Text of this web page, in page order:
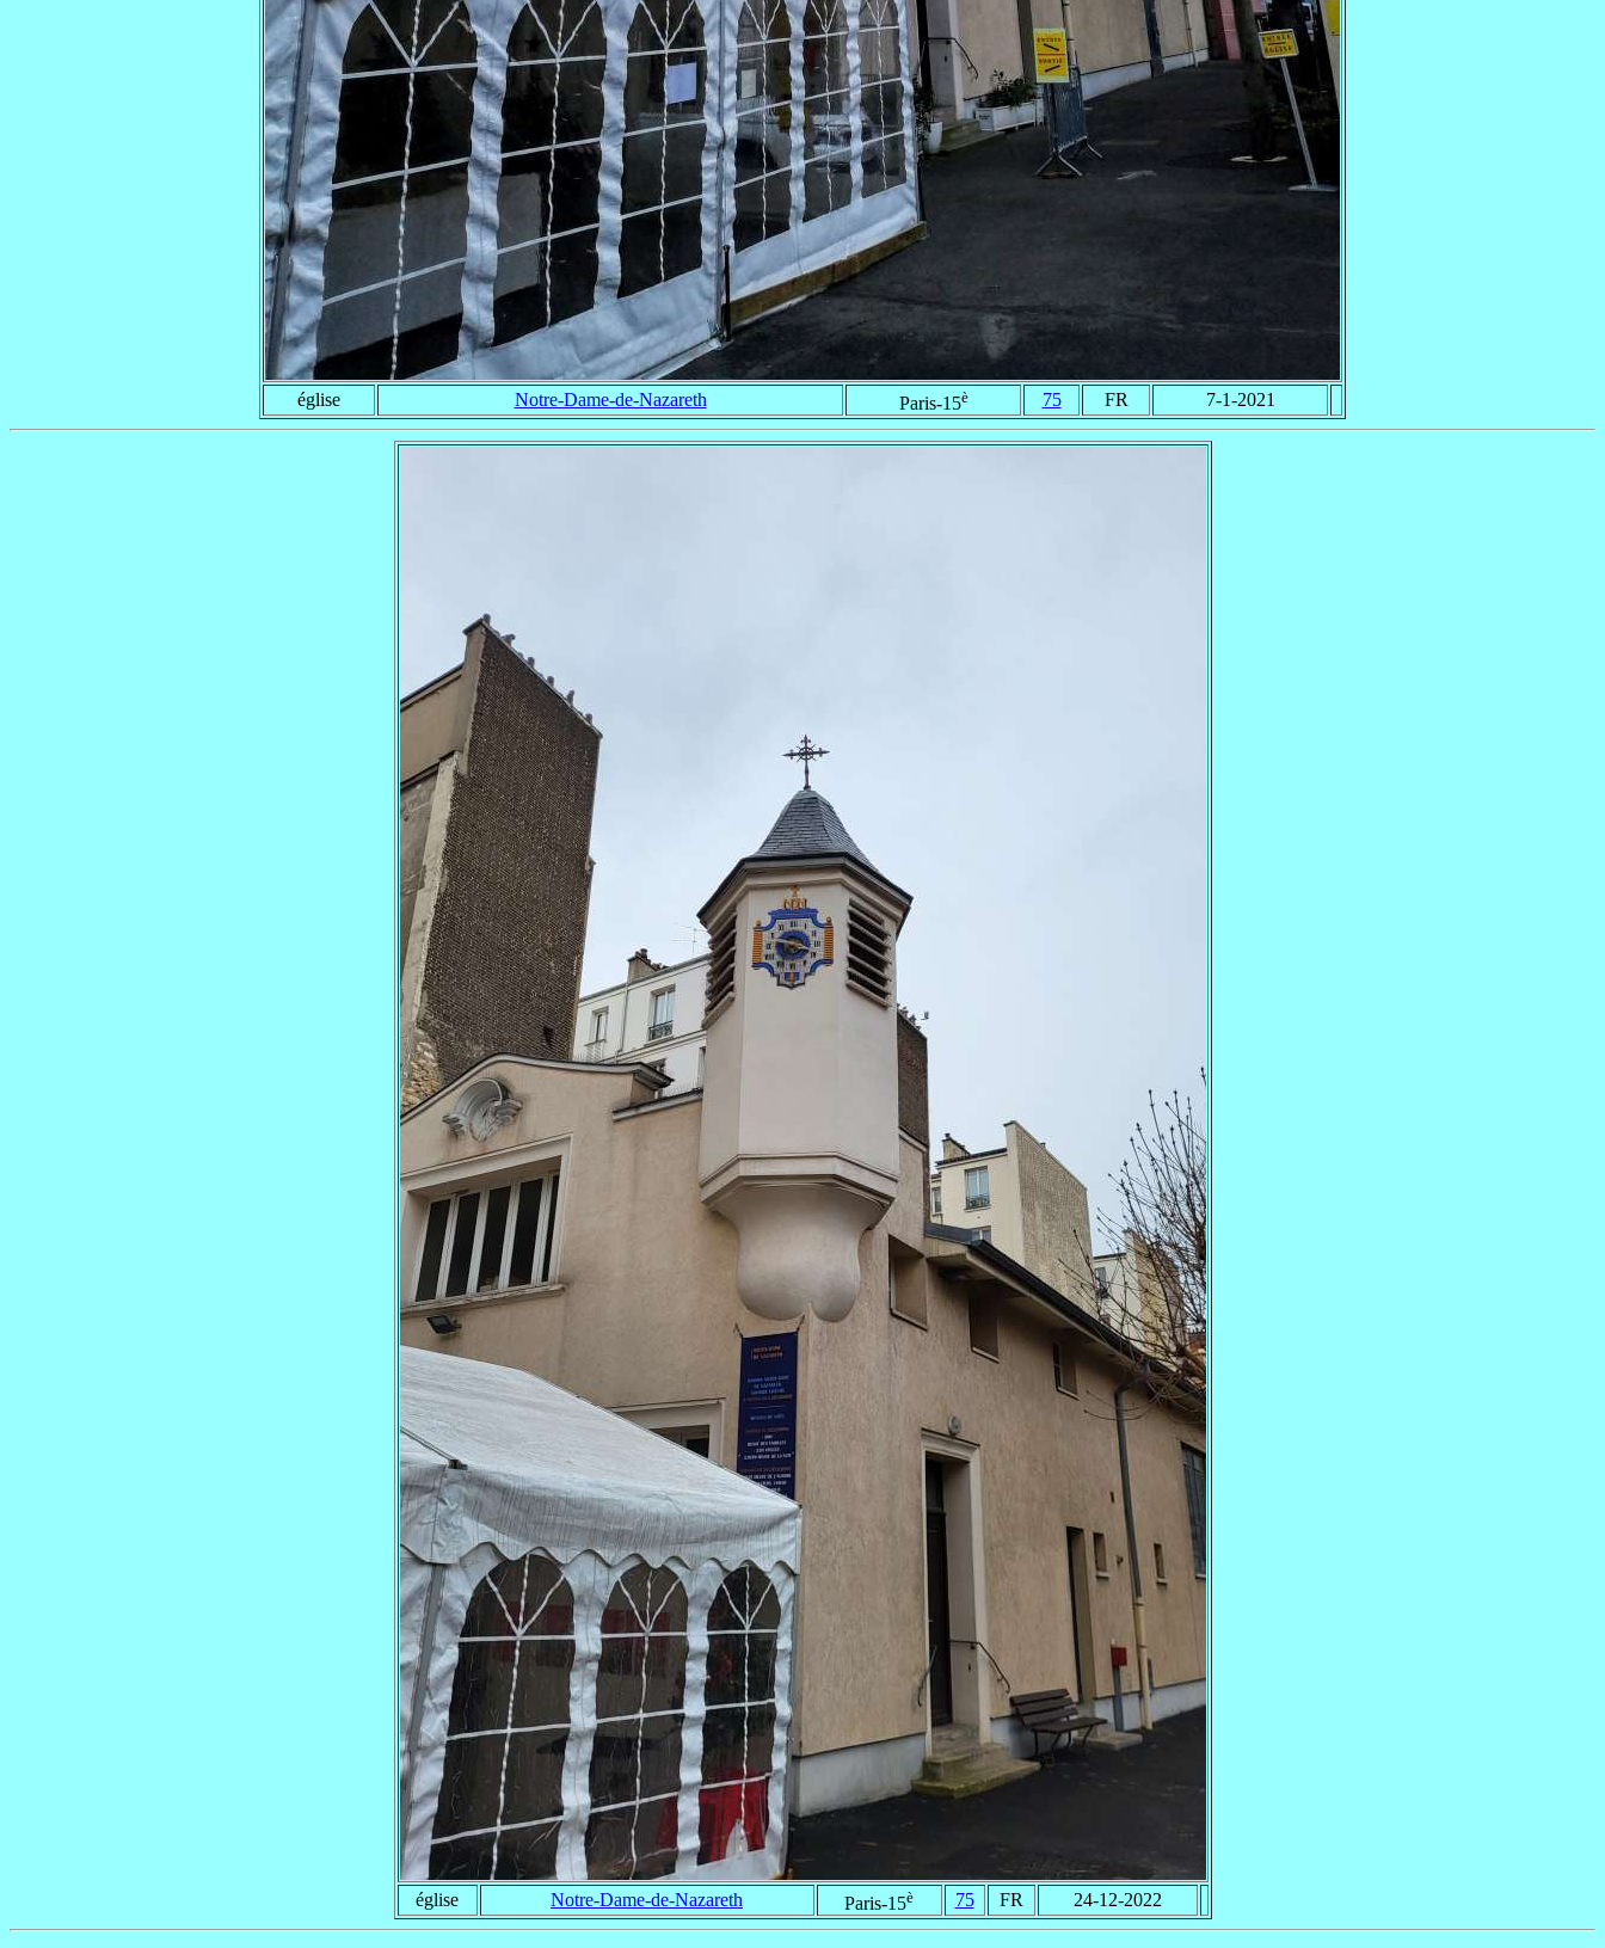
église Notre-Dame-de-Nazareth Paris-15è 75 FR 7-1-2021
église Notre-Dame-de-Nazareth Paris-15è 75 FR 24-12-2022